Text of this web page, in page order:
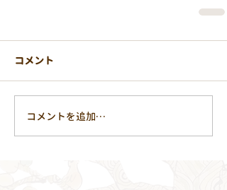
コメント
コメントを追加…